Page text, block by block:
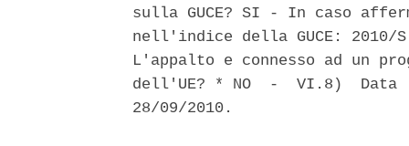
sulla GUCE? SI - In caso
nell'indice della GUCE:
L'appalto e connesso ad un
dell'UE? * NO  -  VI.8)
28/09/2010.